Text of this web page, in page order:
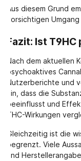
Aus diesem Grund
vorsichtigen
Fazit: Ist
Nach dem aktuellen
psychoaktives
Nutzerberichte und
hin, dass die
beeinflusst und
THC-Wirkungen
Gleichzeitig ist die
begrenzt. Viele
und